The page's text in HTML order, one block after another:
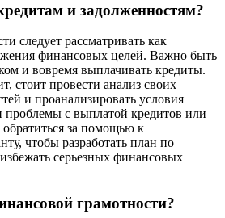
и задолженностям?
следует рассматривать как
финансовых целей. Важно быть
и вовремя выплачивать кредиты.
стоит провести анализ своих
и проанализировать условия
проблемы с выплатой кредитов или
за помощью к
чтобы разработать план по
серьезных финансовых
грамотности?